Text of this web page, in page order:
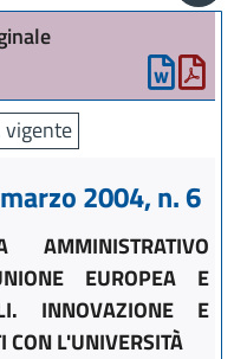
vigente
marzo 2004, n. 6
EUROPEA E
INNOVAZIONE E
CON L'UNIVERSITÀ